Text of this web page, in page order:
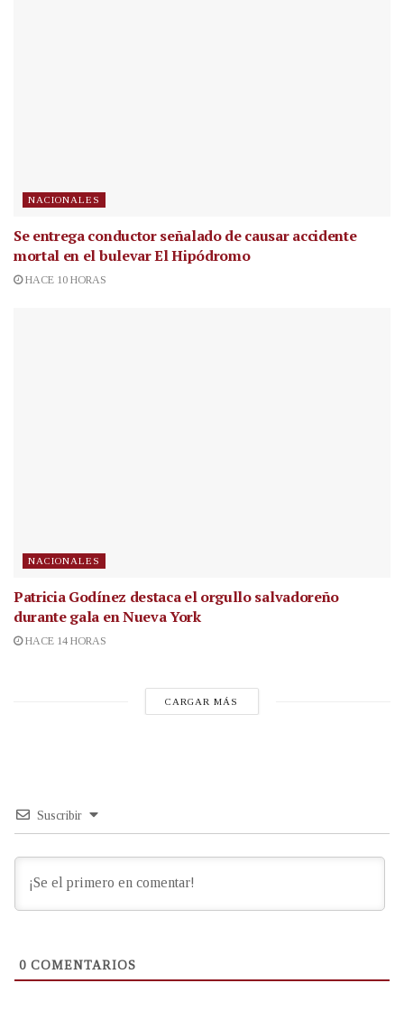
NACIONALES
Se entrega conductor señalado de causar accidente
mortal en el bulevar El Hipódromo
HACE 10 HORAS
NACIONALES
Patricia Godínez destaca el orgullo salvadoreño
durante gala en Nueva York
HACE 14 HORAS
CARGAR MÁS
Suscribir
0 COMENTARIOS